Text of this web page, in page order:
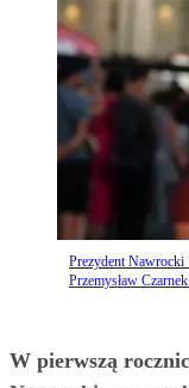
Prezydent
Przemysław
W pierwszą